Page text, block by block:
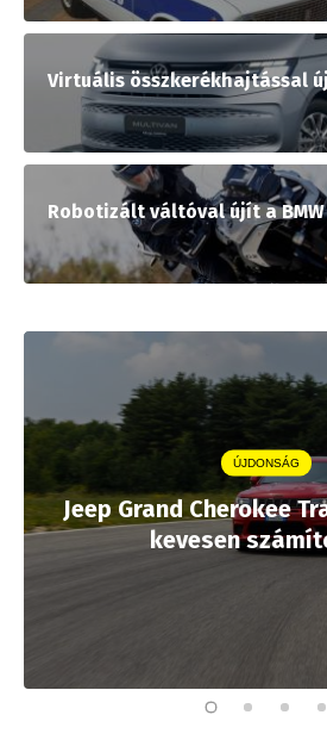
Virtuális összkerékhajtással
Robotizált váltóval újít a
ÚJDONSÁG
Jeep Grand Cherokee
kevesen